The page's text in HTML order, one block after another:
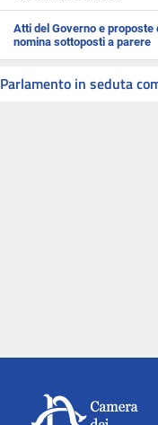
Atti del Governo e proposte
nomina sottoposti a parere
Parlamento in seduta